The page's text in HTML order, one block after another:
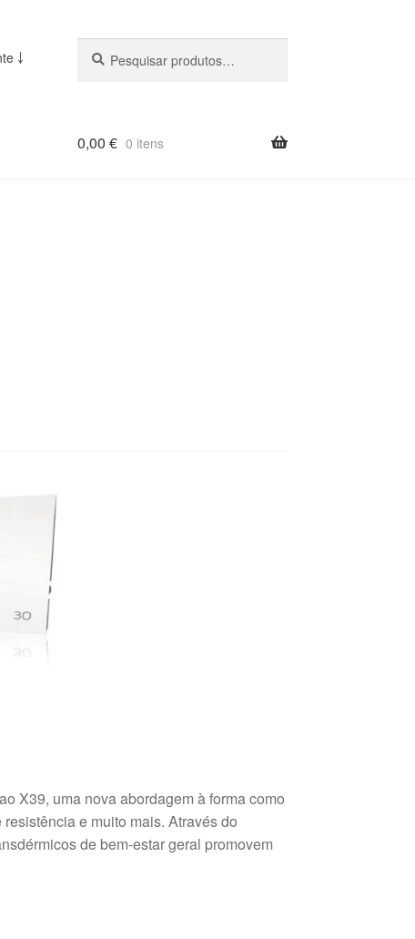
￬
0,00 € 0 itens
X39, uma nova abordagem à forma como
e muito mais. Através do
de bem-estar geral promovem